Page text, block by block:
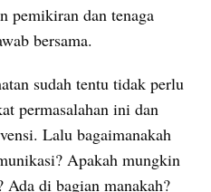
pemikiran dan tenaga
bersama.
sudah tentu tidak perlu
permasalahan ini dan
Lalu bagaimanakah
Apakah mungkin
di bagian manakah?